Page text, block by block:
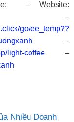
– Website:
go/ee_temp??
–
light-coffee –
Nhiều Doanh